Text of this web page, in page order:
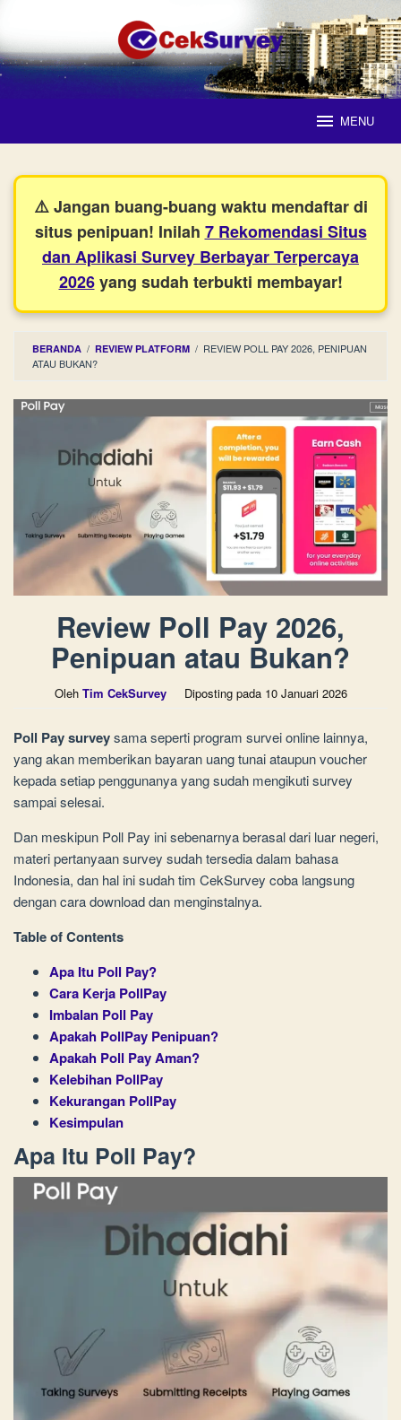
konten
MENU
⚠️ Jangan buang-buang waktu mendaftar di
situs penipuan! Inilah 7 Rekomendasi Situs
dan Aplikasi Survey Berbayar Terpercaya
2026yang sudah terbukti membayar!
BERANDA / REVIEW PLATFORM / REVIEW POLL PAY 2026, PENIPUAN
ATAU BUKAN?
Review Poll Pay 2026,
Penipuan atau Bukan?
Oleh Tim CekSurvey Diposting pada 10 Januari 2026
Poll Pay surveysama seperti program survei online lainnya,
yang akan memberikan bayaran uang tunai ataupun voucher
kepada setiap penggunanya yang sudah mengikuti survey
sampai selesai.
Dan meskipun Poll Pay ini sebenarnya berasal dari luar negeri,
materi pertanyaan survey sudah tersedia dalam bahasa
Indonesia, dan hal ini sudah tim CekSurvey coba langsung
dengan cara download dan menginstalnya.
Table of Contents
Apa Itu Poll Pay?
Cara Kerja PollPay
Imbalan Poll Pay
Apakah PollPay Penipuan?
Apakah Poll Pay Aman?
Kelebihan PollPay
Kekurangan PollPay
Kesimpulan
Apa Itu Poll Pay?